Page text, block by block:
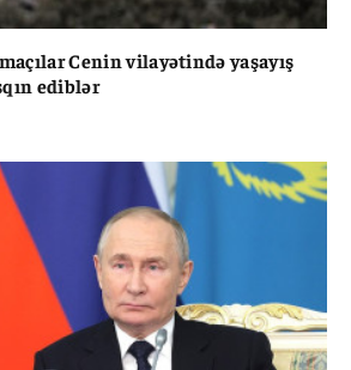
Cenin vilayətində yaşayış
ediblər